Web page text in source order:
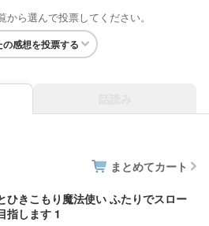
ら選んで投票してください。
の感想を投票する
まとめてカート
ひきこもり魔法使い ふたりでスロー
指します 1